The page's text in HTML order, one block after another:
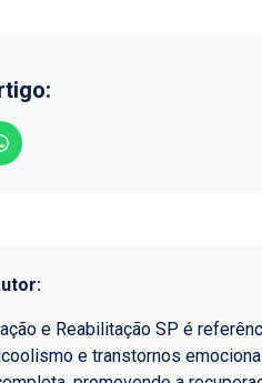
e Reabilitação SP é
e transtornos